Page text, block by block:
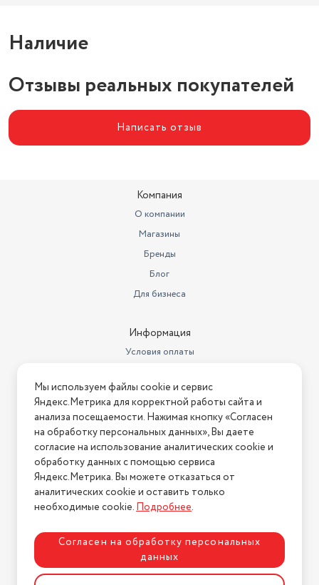
Наличие
Отзывы реальных покупателей
Написать отзыв
Компания
О компании
Магазины
Бренды
Блог
Для бизнеса
Информация
Условия оплаты
Условия возврата
Нашли ошибку на сайте? Напишите нам
2026 © Интернет-магазин "АстМаркет". У нас есть всё!
Политика конфиденциальности
Разработка сайтаASTDESIGN
Мы используем файлы cookie и сервис
Яндекс.Метрика для корректной работы сайта и
анализа посещаемости. Нажимая кнопку «Согласен
на обработку персональных данных», Вы даете
согласие на использование аналитических cookie и
обработку данных с помощью сервиса
Яндекс.Метрика. Вы можете отказаться от
аналитических cookie и оставить только
необходимые cookie.Подробнее.
Согласен на обработку персональных
данных